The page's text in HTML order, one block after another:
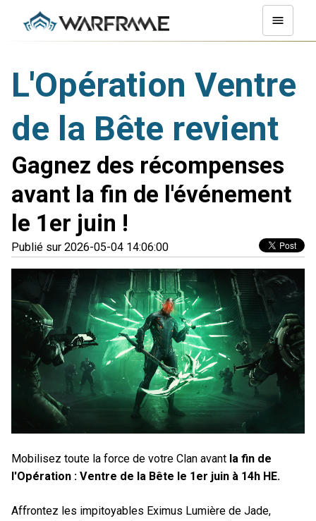
L'Opération Ventre
de la Bête revient
Gagnez des récompenses
avant la fin de l'événement
le 1er juin !
Publié sur 2026-05-04 14:06:00
Mobilisez toute la force de votre Clan avant la fin de
l'Opération : Ventre de la Bête le 1er juin à 14h HE.
Affrontez les impitoyables Eximus Lumière de Jade,